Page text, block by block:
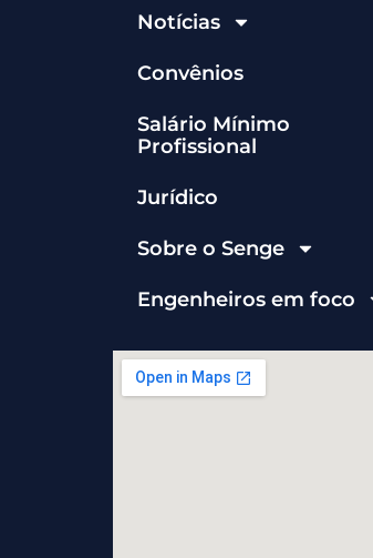
Notícias
Convênios
Salário Mínimo
Profissional
Jurídico
Sobre o Senge
Engenheiros em foco